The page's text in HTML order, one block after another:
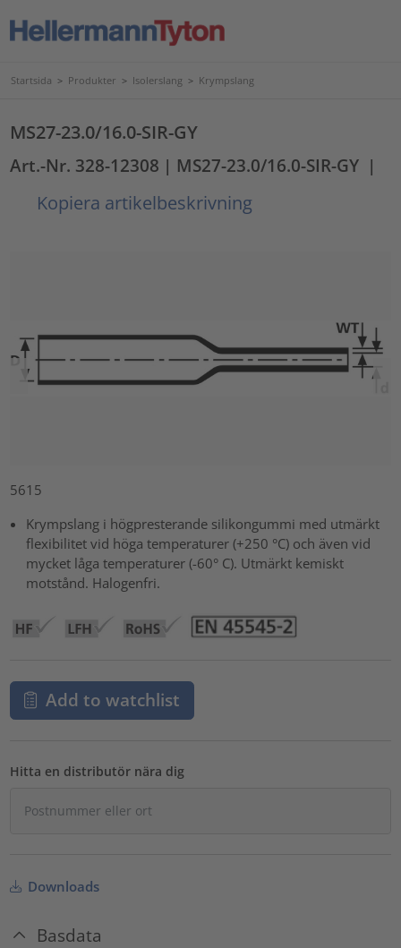
Startsida > Produkter > Isolerslang > Krympslang
MS27-23.0/16.0-SIR-GY
Art.-Nr. 328-12308 | MS27-23.0/16.0-SIR-GY |
Kopiera artikelbeskrivning
5615
Krympslang i högpresterande silikongummi med utmärkt
flexibilitet vid höga temperaturer (+250 °C) och även vid
mycket låga temperaturer (-60° C). Utmärkt kemiskt
motstånd. Halogenfri.
Add to watchlist
Hitta en distributör nära dig
Downloads
Basdata